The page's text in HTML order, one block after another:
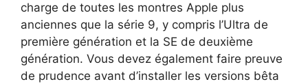
charge de toutes les montres Apple plus
anciennes que la série 9, y compris l’Ultra de
première génération et la SE de deuxième
génération. Vous devez également faire preuve
de prudence avant d’installer les versions bêta